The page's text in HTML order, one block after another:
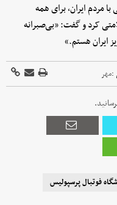
مردم ایران، برای همه
کرد و گفت: «بی‌صبرانه
ایران هستم.»
:مهر
فوتبال پرسپولیس